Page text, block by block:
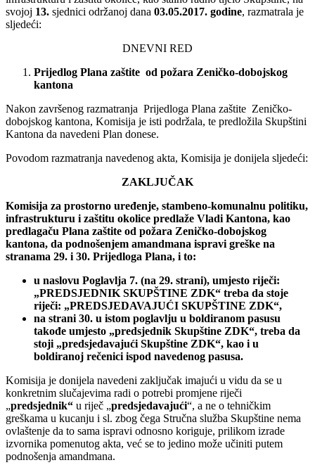
svojoj 13. sjednici održanoj dana 03.05.2017. godine, razmatrala je
sljedeći:
DNEVNI RED
Prijedlog Plana zaštite od požara Zeničko-dobojskog
kantona
Nakon završenog razmatranja Prijedloga Plana zaštite Zeničko-
dobojskog kantona, Komisija je isti podržala, te predložila Skupštini
Kantona da navedeni Plan donese.
Povodom razmatranja navedenog akta, Komisija je donijela sljedeći:
ZAKLJUČAK
Komisija za prostorno uređenje, stambeno-komunalnu politiku,
infrastrukturu i zaštitu okolice predlaže Vladi Kantona, kao
predlagaču Plana zaštite od požara Zeničko-dobojskog
kantona, da podnošenjem amandmana ispravi greške na
stranama 29. i 30. Prijedloga Plana, i to:
u naslovu Poglavlja 7. (na 29. strani), umjesto riječi:
„PREDSJEDNIK SKUPŠTINE ZDK“ treba da stoje
riječi: „PREDSJEDAVAJUĆI SKUPŠTINE ZDK“,
na strani 30. u istom poglavlju u boldiranom pasusu
takođe umjesto „predsjednik Skupštine ZDK“, treba da
stoji „predsjedavajući Skupštine ZDK“, kao i u
boldiranoj rečenici ispod navedenog pasusa.
Komisija je donijela navedeni zaključak imajući u vidu da se u
konkretnim slučajevima radi o potrebi promjene riječi
„predsjednik“ u riječ „predsjedavajući“, a ne o tehničkim
greškama u kucanju i sl. zbog čega Stručna služba Skupštine nema
ovlaštenje da to sama ispravi odnosno koriguje, prilikom izrade
izvornika pomenutog akta, već se to jedino može učiniti putem
podnošenja amandmana.